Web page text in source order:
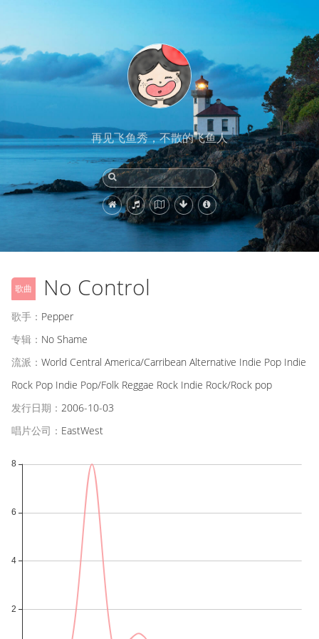
再见飞鱼秀，不散的飞鱼人
歌曲 No Control
歌手： Pepper
专辑： No Shame
流派： World Central America/Carribean Alternative Indie Pop Indie
Rock Pop Indie Pop/Folk Reggae Rock Indie Rock/Rock pop
发行日期： 2006-10-03
唱片公司： EastWest